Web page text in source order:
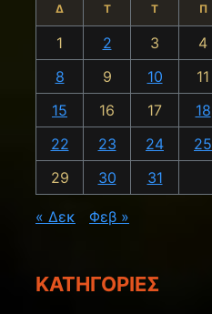
Δ Τ Τ Π
1 2 3 4
8
9 10 11
15
16 17 18
22
23 24 25
29
30 31
« Δεκ Φεβ »
KΑΤΗΓΟΡΊΕΣ